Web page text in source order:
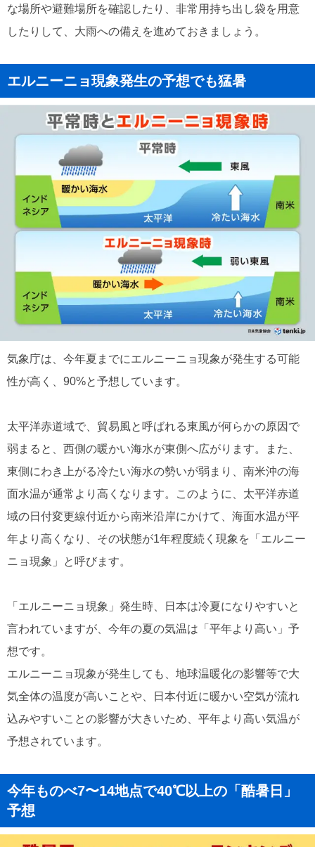
な場所や避難場所を確認したり、非常用持ち出し袋を用意
したりして、大雨への備えを進めておきましょう。
エルニーニョ現象発生の予想でも猛暑
気象庁は、今年夏までにエルニーニョ現象が発生する可能
性が高く、90%と予想しています。
太平洋赤道域で、貿易風と呼ばれる東風が何らかの原因で
弱まると、西側の暖かい海水が東側へ広がります。また、
東側にわき上がる冷たい海水の勢いが弱まり、南米沖の海
面水温が通常より高くなります。このように、太平洋赤道
域の日付変更線付近から南米沿岸にかけて、海面水温が平
年より高くなり、その状態が1年程度続く現象を「エルニー
ニョ現象」と呼びます。
「エルニーニョ現象」発生時、日本は冷夏になりやすいと
言われていますが、今年の夏の気温は「平年より高い」予
想です。
エルニーニョ現象が発生しても、地球温暖化の影響等で大
気全体の温度が高いことや、日本付近に暖かい空気が流れ
込みやすいことの影響が大きいため、平年より高い気温が
予想されています。
今年ものべ7〜14地点で40℃以上の「酷暑日」
予想